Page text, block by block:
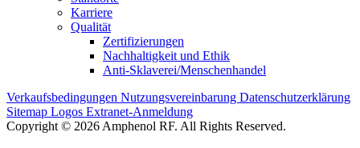
Karriere
Qualität
Zertifizierungen
Nachhaltigkeit und Ethik
Anti-Sklaverei/Menschenhandel
Verkaufsbedingungen Nutzungsvereinbarung Datenschutzerklärung
Sitemap Logos Extranet-Anmeldung
Copyright © 2026 Amphenol RF. All Rights Reserved.